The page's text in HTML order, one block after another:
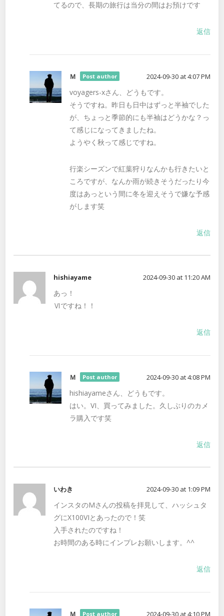
てるので、長期の旅行は当分の間はお預けです
返信
Ｍ Post author 2024-09-30 at 4:07 PM
voyagers-xさん、どうもです。
そうですね。昨日も日中はずっと半袖でした
が、ちょっと季節的にも半袖はどうかな？っ
て感じになってきましたね。
ようやく秋って感じですね。
行楽シーズンで紅葉狩りなんかも行きたいと
ころですが、なんか雨が続きそうだったり今
度はあっという間に冬を迎えそうで嫌な予感
がします笑
返信
hishiayame 2024-09-30 at 11:20 AM
あっ！
Ⅵですね！！
返信
Ｍ Post author 2024-09-30 at 4:08 PM
hishiayameさん、どうもです。
はい。VI、買ってみました。久しぶりのカメ
ラ購入です笑
返信
いわき 2024-09-30 at 1:09 PM
インスタのMさんの投稿を拝見して、ハッシュタ
グにX100VIとあったので！笑
入手されたのですね！
お時間のある時にインプレお願いします。^^
返信
Ｍ Post author 2024-09-30 at 4:10 PM